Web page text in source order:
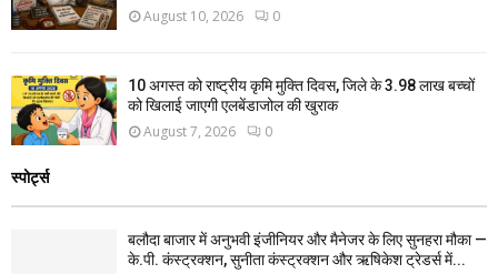
August 10, 2026 0
10 अगस्त को राष्ट्रीय कृमि मुक्ति दिवस, जिले के 3.98 लाख बच्चों
को खिलाई जाएगी एलबेंडाजोल की खुराक
August 7, 2026 0
स्पोर्ट्स
बलौदा बाजार में अनुभवी इंजीनियर और मैनेजर के लिए सुनहरा मौका —
के.पी. कंस्ट्रक्शन, सुनीता कंस्ट्रक्शन और ऋषिकेश ट्रेडर्स में...